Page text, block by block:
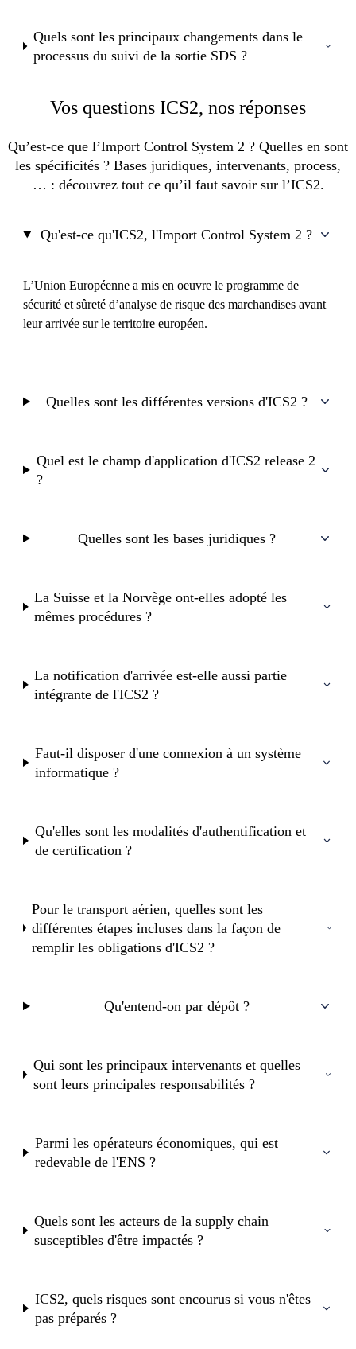
Quels sont les principaux changements dans le
processus du suivi de la sortie SDS ?
Vos questions ICS2, nos réponses
Qu’est-ce que l’Import Control System 2 ? Quelles en sont
les spécificités ? Bases juridiques, intervenants, process,
… : découvrez tout ce qu’il faut savoir sur l’ICS2.
Qu'est-ce qu'ICS2, l'Import Control System 2 ?
L’Union Européenne a mis en oeuvre le programme de
sécurité et sûreté d’analyse de risque des marchandises avant
leur arrivée sur le territoire européen.
Quelles sont les différentes versions d'ICS2 ?
Quel est le champ d'application d'ICS2 release 2
?
Quelles sont les bases juridiques ?
La Suisse et la Norvège ont-elles adopté les
mêmes procédures ?
La notification d'arrivée est-elle aussi partie
intégrante de l'ICS2 ?
Faut-il disposer d'une connexion à un système
informatique ?
Qu'elles sont les modalités d'authentification et
de certification ?
Pour le transport aérien, quelles sont les
différentes étapes incluses dans la façon de
remplir les obligations d'ICS2 ?
Qu'entend-on par dépôt ?
Qui sont les principaux intervenants et quelles
sont leurs principales responsabilités ?
Parmi les opérateurs économiques, qui est
redevable de l'ENS ?
Quels sont les acteurs de la supply chain
susceptibles d'être impactés ?
ICS2, quels risques sont encourus si vous n'êtes
pas préparés ?